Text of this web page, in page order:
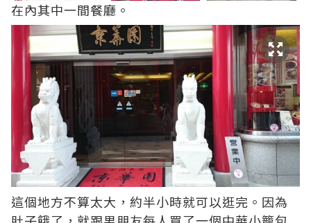
在內其中一間餐廳。
這個地方不算太大，約半小時就可以逛完。因為